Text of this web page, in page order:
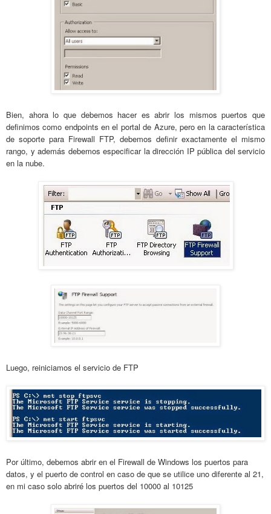
Bien, ahora lo que debemos hacer es abrir los mismos puertos que
definimos como endpoints en el portal de Azure, pero en la característica
de soporte para Firewall FTP, debemos definir exactamente el mismo
rango, y además debemos especificar la dirección IP pública del servicio
en la nube.
Luego, reiniciamos el servicio de FTP
Por último, debemos abrir en el Firewall de Windows los puertos para
datos, y el puerto de control en caso de que se utilice uno diferente al 21,
en mi caso solo abriré los puertos del 10000 al 10125